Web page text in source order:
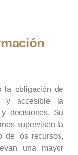
la obligación de
y accesible la
decisiones. Su
supervisen la
de los recursos,
una mayor